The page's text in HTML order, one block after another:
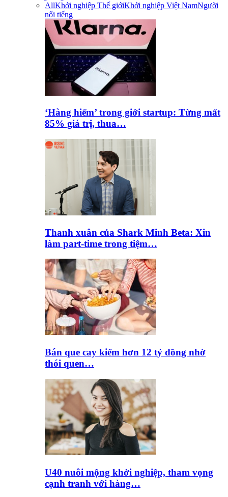
AllKhởi nghiệp Thế giớiKhởi nghiệp Việt NamNgười
nổi tiếng
‘Hàng hiếm’ trong giới startup: Từng mất
85% giá trị, thua…
Thanh xuân của Shark Minh Beta: Xin
làm part-time trong tiệm…
Bán que cay kiếm hơn 12 tỷ đồng nhờ
thói quen…
U40 nuôi mộng khởi nghiệp, tham vọng
cạnh tranh với hàng…